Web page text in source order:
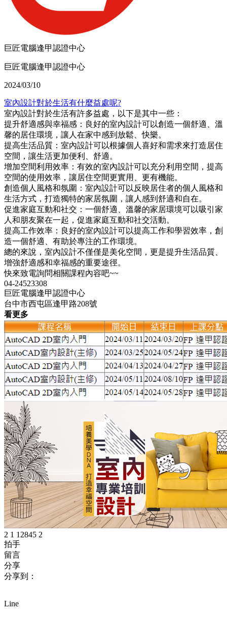
巨匠電腦逢甲認證中心
巨匠電腦逢甲認證中心
2024/03/10
室內設計對於生活有什麼益處呢?
室內設計對於生活有許多益處，以下是其中一些：
提升舒適感與幸福感：良好的室內設計可以創造一個舒適、溫
馨的居住環境，讓人在家中感到放鬆、快樂。
提高生活品質：室內設計可以根據個人喜好和需求來打造居住
空間，讓生活更加便利、舒適。
增加空間利用效率：有效的室內設計可以充分利用空間，提高
空間的使用效率，讓居住空間更實用、更有機能。
創造個人風格和氛圍：室內設計可以反映居住者的個人風格和
生活方式，打造獨特的家居氛圍，讓人感到舒適和自在。
促進家庭互動和社交：一個舒適、溫馨的家居環境可以吸引家
人和朋友聚在一起，促進家庭互動和社交活動。
提高工作效率：良好的室內設計可以提高工作和學習效率，創
造一個舒適、有助於專注的工作環境。
總的來說，室內設計不僅僅是美化空間，更是提升生活品質、
增強舒適感和幸福感的重要途徑。
快來致電詢問相關課程內容吧~~
04-24523308
巨匠電腦逢甲認證中心
台中市西屯區逢甲路208號
看更多
2 1 12845 2
拍手
留言
分享
分享到：
Line